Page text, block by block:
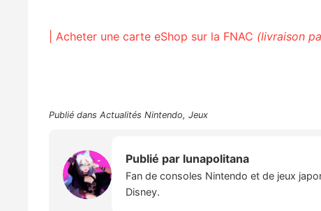
| Acheter une carte eShop sur la FNAC (livraison
Publié dans Actualités Nintendo, Jeux
Publié par lunapolitana
Fan de consoles Nintendo et de jeux
Disney.